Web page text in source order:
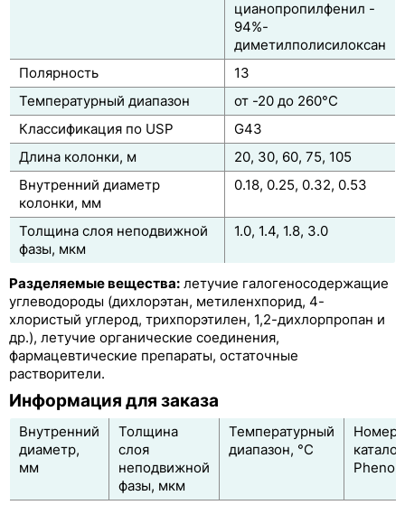
цианопропилфенил -
94%-
диметилполисилоксан
Полярность
13
Температурный диапазон
от -20 до 260°C
Классификация по USP
G43
Длина колонки, м
20, 30, 60, 75, 105
Внутренний диаметр
колонки, мм
0.18, 0.25, 0.32, 0.53
Толщина слоя неподвижной
фазы, мкм
1.0, 1.4, 1.8, 3.0
Разделяемые вещества: летучие галогеносодержащие
углеводороды (дихлорэтан, метиленхпорид, 4-
хлористый углерод, трихпорэтилен, 1,2-дихлорпропан и
др.), летучие органические соединения,
фармацевтические препараты, остаточные
растворители.
Информация для заказа
Внутренний
диаметр,
мм
Толщина
слоя
неподвижной
фазы, мкм
Температурный
диапазон, °C
Номер
ZB-1701P
ZB-WAX
ZB-WAXplus
ZB-FFAP
Таблица соответствия ГХ-колонок по фирмам
производителям